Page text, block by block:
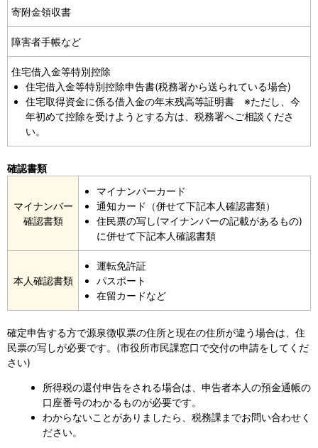
寄附金領収書
障害者手帳など
住宅借入金等特別控除
住宅借入金等特別控除申告書(税務署から送られている場合)
住宅取得資金に係る借入金の年末残高等証明書 ※ただし、今
年初めて控除を受けようとする方は、税務署へご相談くださ
い。
確認書類
マイナンバー
確認書類
マイナンバーカード
通知カード（併せて下記本人確認書類）
住民票の写し(マイナンバーの記載があるもの)
に併せて下記本人確認書類
本人確認書類
運転免許証
パスポート
在留カードなど
確定申告する方で源泉徴収票の住所と現在の住所が違う場合は、住
民票の写しが必要です。(市役所市民課窓口で交付の申請をしてくだ
さい)
所得税の還付申告をされる場合は、申告者本人の預金通帳の
口座番号のわかるものが必要です。
わからないことがありましたら、税務課までお問い合わせく
ださい。